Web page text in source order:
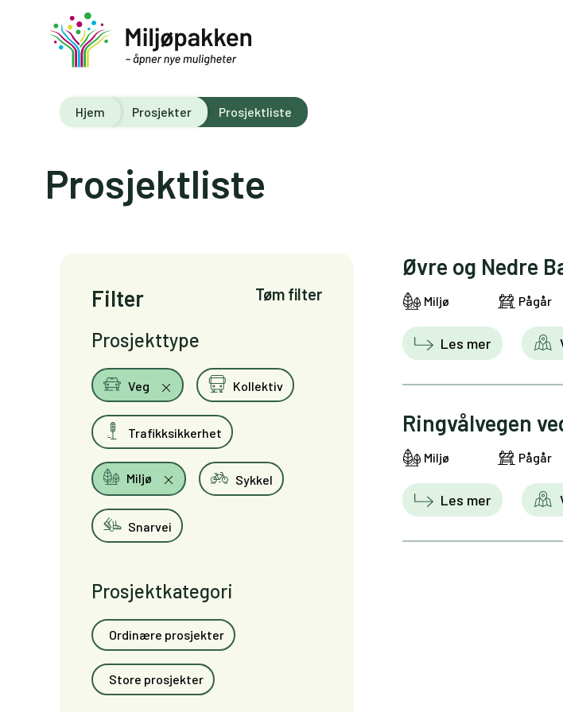
Hjem Prosjekter Prosjektliste
Prosjektliste
Filter Tøm filter
Prosjekttype
Veg Kollektiv
Trafikksikkerhet
Miljø Sykkel
Snarvei
Prosjektkategori
Ordinære prosjekter
Store prosjekter
Øvre og Nedre
Miljø Pågår
Les mer
Ringvålvegen
Miljø Pågår
Les mer